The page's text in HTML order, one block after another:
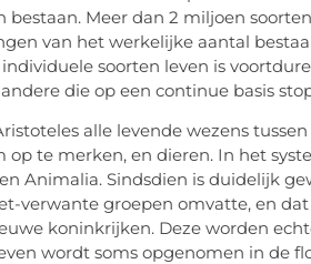
bestaan. Meer dan 2 miljoen
van het werkelijke aantal
soorten leven is
die op een continue basis
alle levende wezens
op te merken, en dieren. In het
Animalia. Sindsdien is duidelijk
verwante groepen omvatte, en
koninkrijken. Deze worden
wordt soms opgenomen in de